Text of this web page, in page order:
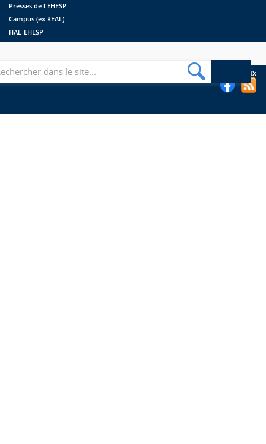
Presses de l'EHESP
Campus (ex REAL)
HAL-EHESP
Suivez les bibliothèques de l'EHESP sur les réseaux sociaux